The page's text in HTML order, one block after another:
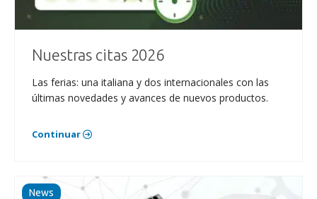
Nuestras citas 2026
Las ferias: una italiana y dos internacionales con las
últimas novedades y avances de nuevos productos.
Continuar
News